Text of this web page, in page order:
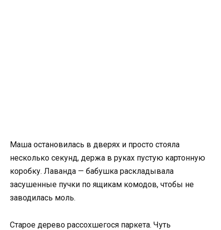
Маша остановилась в дверях и просто стояла
несколько секунд, держа в руках пустую картонную
коробку. Лаванда — бабушка раскладывала
засушенные пучки по ящикам комодов, чтобы не
заводилась моль.
Старое дерево рассохшегося паркета. Чуть